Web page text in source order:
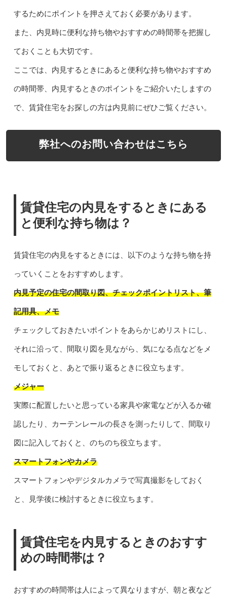
するためにポイントを押さえておく必要があります。
また、内見時に便利な持ち物やおすすめの時間帯を把握し
ておくことも大切です。
ここでは、内見するときにあると便利な持ち物やおすすめ
の時間帯、内見するときのポイントをご紹介いたしますの
で、賃貸住宅をお探しの方は内見前にぜひご覧ください。
弊社へのお問い合わせはこちら
賃貸住宅の内見をするときにある
と便利な持ち物は？
賃貸住宅の内見をするときには、以下のような持ち物を持
っていくことをおすすめします。
内見予定の住宅の間取り図、チェックポイントリスト、筆
記用具、メモ
チェックしておきたいポイントをあらかじめリストにし、
それに沿って、間取り図を見ながら、気になる点などをメ
モしておくと、あとで振り返るときに役立ちます。
メジャー
実際に配置したいと思っている家具や家電などが入るか確
認したり、カーテンレールの長さを測ったりして、間取り
図に記入しておくと、のちのち役立ちます。
スマートフォンやカメラ
スマートフォンやデジタルカメラで写真撮影をしておく
と、見学後に検討するときに役立ちます。
賃貸住宅を内見するときのおすす
めの時間帯は？
おすすめの時間帯は人によって異なりますが、朝と夜など